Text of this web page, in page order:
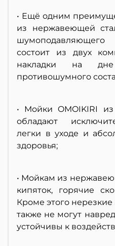
• Ещё одним
из нержавеющей
состоит из двух
накладки на
противошумного
• Мойки OMOIKIRI
обладают
легки в уходе и
здоровья;
• Мойкам из
кипяток, горячие
Кроме этого
также не могут
устойчивы к